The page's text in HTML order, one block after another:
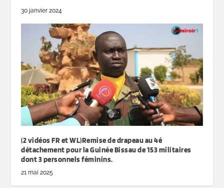
30 janvier 2024
(2 vidéos FR et WL)Remise de drapeau au 4é
détachement pour la Guinée Bissau de 153 militaires
dont 3 personnels féminins.
21 mai 2025